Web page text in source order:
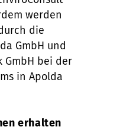
werden
die
GmbH und
GmbH bei der
in Apolda
erhalten